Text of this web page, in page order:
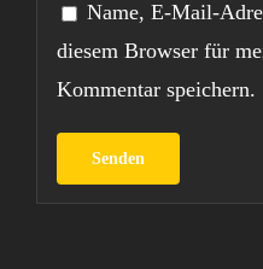
Name, E-Mail-
diesem Browser für
Kommentar speichern.